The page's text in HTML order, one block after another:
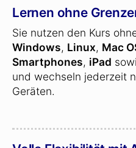
Lernen ohne
Sie nutzen den Kurs
Windows, Linux, Mac
Smartphones, iPad
und wechseln jederzeit
Geräten.